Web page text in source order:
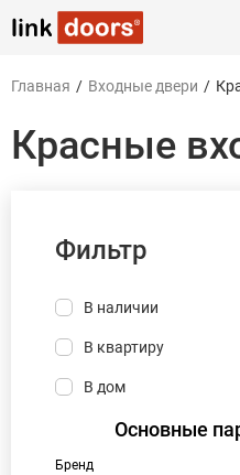
Главная / Входные двери /
Красные
Фильтр
В наличии
В квартиру
В дом
Основные
Бренд